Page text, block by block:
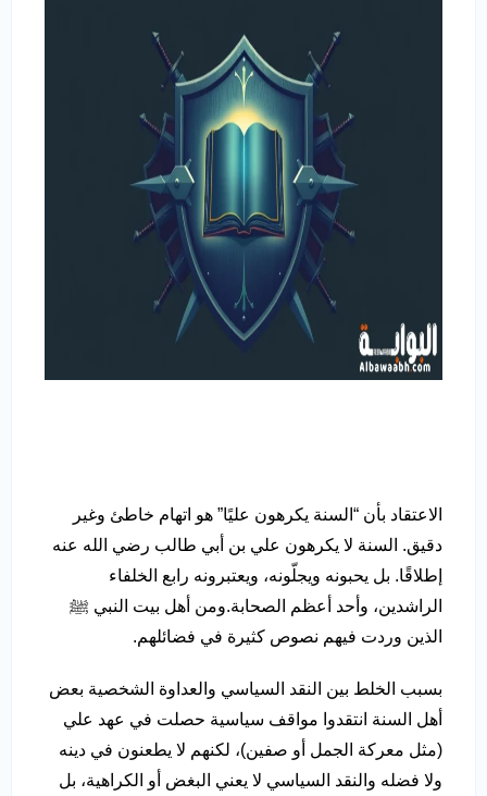
الاعتقاد بأن “السنة يكرهون عليًا” هو اتهام خاطئ وغير
دقيق. السنة لا يكرهون علي بن أبي طالب رضي الله عنه
إطلاقًا. بل يحبونه ويجلّونه، ويعتبرونه رابع الخلفاء
الراشدين، وأحد أعظم الصحابة.ومن أهل بيت النبي ﷺ
الذين وردت فيهم نصوص كثيرة في فضائلهم.
بسبب الخلط بين النقد السياسي والعداوة الشخصية بعض
أهل السنة انتقدوا مواقف سياسية حصلت في عهد علي
(مثل معركة الجمل أو صفين)، لكنهم لا يطعنون في دينه
ولا فضله والنقد السياسي لا يعني البغض أو الكراهية، بل